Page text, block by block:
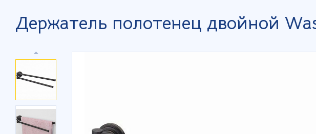
Держатель полотенец двойной